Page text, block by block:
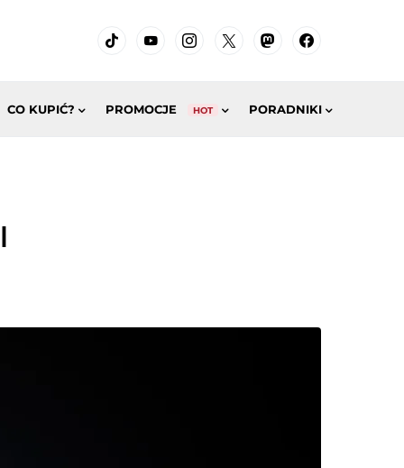
CO KUPIĆ? PROMOCJE HOT PORADNIKI